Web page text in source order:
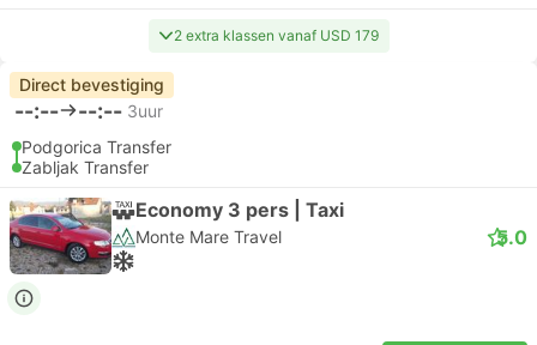
2 extra klassen vanaf USD 179
Direct bevestiging
--:-- --:-- 3uur
Podgorica Transfer
Zabljak Transfer
Economy 3 pers | Taxi
Monte Mare Travel 5.0